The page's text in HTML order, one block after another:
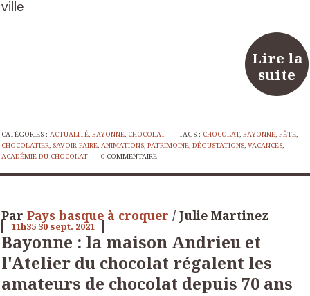
ville
Lire la
suite
CATÉGORIES : ACTUALITÉ, BAYONNE, CHOCOLAT TAGS : CHOCOLAT,BAYONNE,FÊTE,
CHOCOLATIER, SAVOIR-FAIRE, ANIMATIONS, PATRIMOINE, DÉGUSTATIONS, VACANCES,
ACADÉMIE DU CHOCOLAT
0 COMMENTAIRE
Par Pays basque à croquer / Julie Martinez
11h35 30 sept. 2021
Bayonne : la maison Andrieu et
l'Atelier du chocolat régalent les
amateurs de chocolat depuis 70 ans